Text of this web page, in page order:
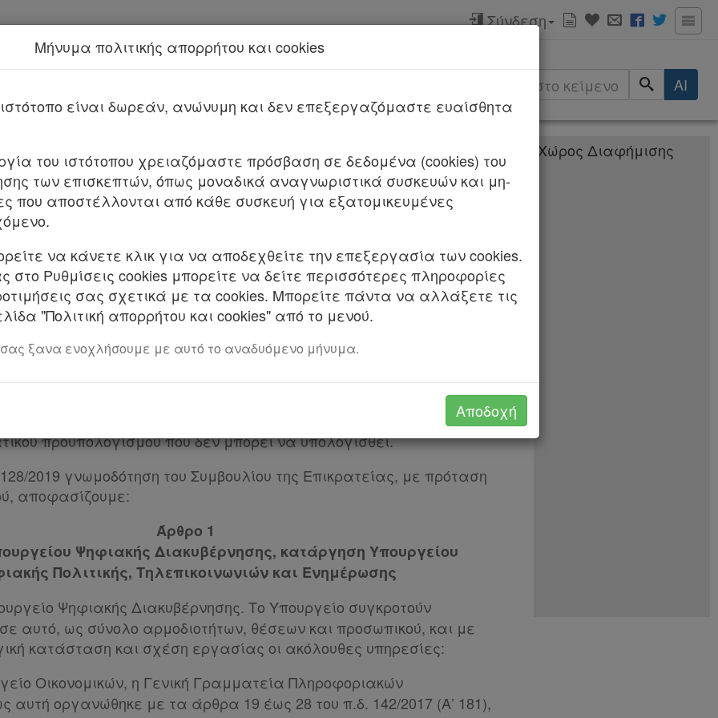
Σύνδεση
Νέα υπηρεσία Kodiko Assistant.
το Νόμο 4704/2020
AI
μετονομασία και κατάργηση Υπουργείων και καθορισμός των
Μεταφορά υπηρεσιών και αρμοδιοτήτων μεταξύ Υπουργείων.
ΔΗΜΟΚΡΑΤΙΑΣ
αα) Του άρθρου 24 παρ. 4 του ν. 1558/1985 «Κυβέρνηση και
(Α’ 137). ββ) Του άρθρου 3 παρ. 4 του ν. 51/1975 «Περί
των δημοσίων πολιτικών υπηρεσιών» (Α’ 125). γγ) Του άρθρου 90
του π.δ. 63/2005 (Α’ 98).
από τις διατάξεις του παρόντος διατάγματος προκαλείται δαπάνη
προϋπολογισμού που δεν μπορεί να υπολογισθεί.
2019 γνωμοδότηση του Συμβουλίου της Επικρατείας, με πρόταση
αποφασίζουμε:
Άρθρο 1
Ψηφιακής Διακυβέρνησης, κατάργηση Υπουργείου
Πολιτικής, Τηλεπικοινωνιών και Ενημέρωσης
Ψηφιακής Διακυβέρνησης. Το Υπουργείο συγκροτούν
αυτό, ως σύνολο αρμοδιοτήτων, θέσεων και προσωπικού, και με
κατάσταση και σχέση εργασίας οι ακόλουθες υπηρεσίες:
Οικονομικών, η Γενική Γραμματεία Πληροφοριακών
αυτή οργανώθηκε με τα άρθρα 19 έως 28 του π.δ. 142/2017 (Α’ 181),
Μήνυμα πολιτικής απορρήτου και cookies
είναι δωρεάν, ανώνυμη και δεν επεξεργαζόμαστε ευαίσθητα
του ιστότοπου χρειαζόμαστε πρόσβαση σε δεδομένα (cookies) του
των επισκεπτών, όπως μοναδικά αναγνωριστικά συσκευών και μη-
που αποστέλλονται από κάθε συσκευή για εξατομικευμένες
να κάνετε κλικ για να αποδεχθείτε την επεξεργασία των cookies.
Ρυθμίσεις cookies μπορείτε να δείτε περισσότερες πληροφορίες
σας σχετικά με τα cookies. Μπορείτε πάντα να αλλάξετε τις
"Πολιτική απορρήτου και cookies" από το μενού.
ξανα ενοχλήσουμε με αυτό το αναδυόμενο μήνυμα.
Αποδοχή